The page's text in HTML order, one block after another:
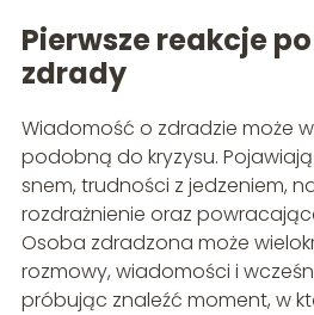
Pierwsze reakcje
zdrady
Wiadomość o zdradzie może
podobną do kryzysu.
snem, trudności z jedzeniem,
rozdrażnienie oraz
Osoba zdradzona może
rozmowy, wiadomości i
próbując znaleźć moment, w